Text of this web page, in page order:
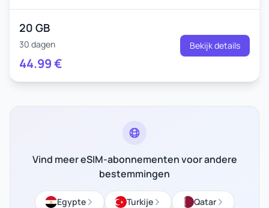
20 GB
30 dagen
44.99€
Bekijk details
Vind meer eSIM-abonnementen voor andere
bestemmingen
Egypte Turkije
Qatar